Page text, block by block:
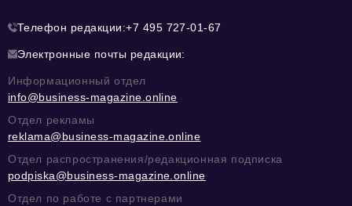
Телефон редакции:+7 495 727-01-67
Электронные почты редакции:
Информационный отдел
info@business-magazine.online
Отдел рекламы
reklama@business-magazine.online
Отдел распространения/редакционная подписка
podpiska@business-magazine.online
Отдел по работе с партнерами